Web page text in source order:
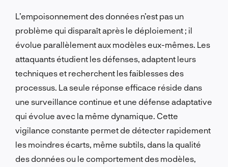
L’empoisonnement des données n’est pas un
problème qui disparaît après le déploiement ; il
évolue parallèlement aux modèles eux-mêmes. Les
attaquants étudient les défenses, adaptent leurs
techniques et recherchent les faiblesses des
processus. La seule réponse efficace réside dans
une surveillance continue et une défense adaptative
qui évolue avec la même dynamique. Cette
vigilance constante permet de détecter rapidement
les moindres écarts, même subtils, dans la qualité
des données ou le comportement des modèles,